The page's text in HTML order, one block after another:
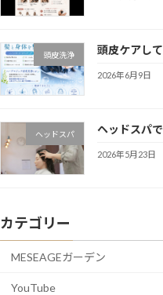
頭皮洗浄 頭皮ケアし
2026年6月9日
ヘッドスパ ヘッドスパ
2026年5月23日
カテゴリー
MESEAGEガーデン
YouTube